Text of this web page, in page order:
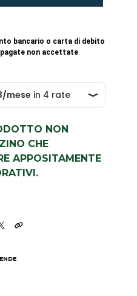
bancario o carta di debito
non accettate.
NON
CHE
APPOSITAMENTE